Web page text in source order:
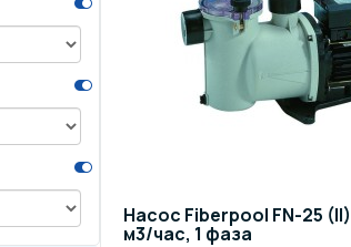
Освещение и
бассейна
Отделочные
Насос Fiberpool FN-25
м3/час, 1 фаза